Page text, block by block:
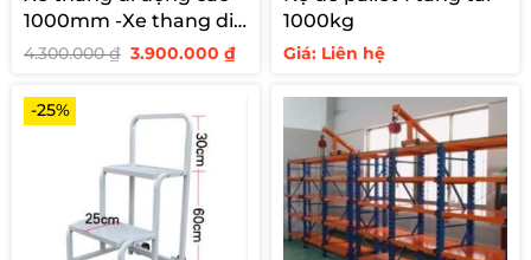
1000mm -Xe thang di
động cao 1 m
4.300.000₫ Giá
gốc
3.900.000₫Giá
3.900.000 ₫.
1000kg
Giá: Liên hệ
-25%